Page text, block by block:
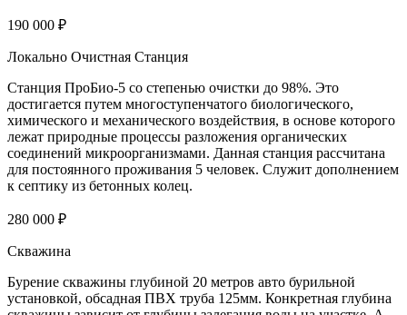
190 000 ₽
Локально Очистная Станция
Станция ПроБио-5 со степенью очистки до 98%. Это
достигается путем многоступенчатого биологического,
химического и механического воздействия, в основе которого
лежат природные процессы разложения органических
соединений микроорганизмами. Данная станция рассчитана
для постоянного проживания 5 человек. Служит дополнением
к септику из бетонных колец.
280 000 ₽
Скважина
Бурение скважины глубиной 20 метров авто бурильной
установкой, обсадная ПВХ труба 125мм. Конкретная глубина